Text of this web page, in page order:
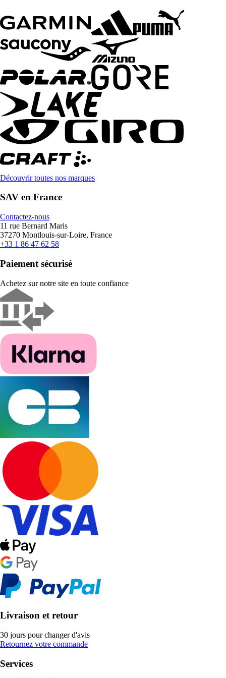
Découvrir toutes nos marques
SAV en France
Contactez-nous
11 rue Bernard Maris
37270 Montlouis-sur-Loire, France
+33 1 86 47 62 58
Paiement sécurisé
Achetez sur notre site en toute confiance
Livraison et retour
30 jours pour changer d'avis
Retournez votre commande
Services